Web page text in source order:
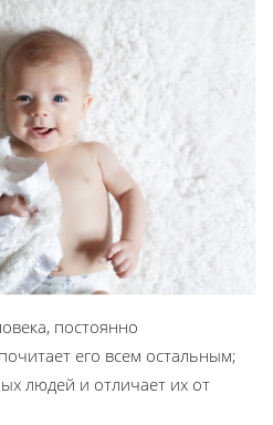
постоянно
его всем остальным;
людей и отличает их от